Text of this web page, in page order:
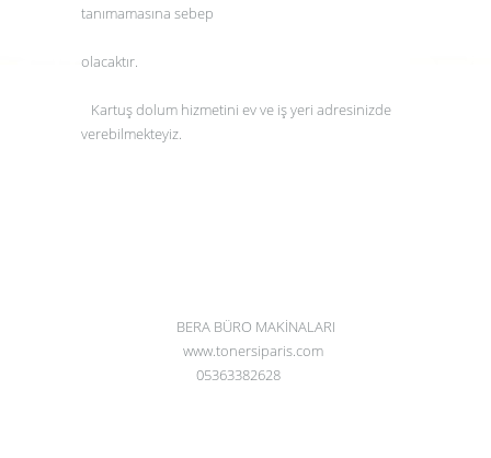
tanımamasına sebep
olacaktır.
Kartuş dolum hizmetini ev ve iş yeri adresinizde
verebilmekteyiz.
BERA BÜRO MAKİNALARI
www.tonersiparis.com
05363382628